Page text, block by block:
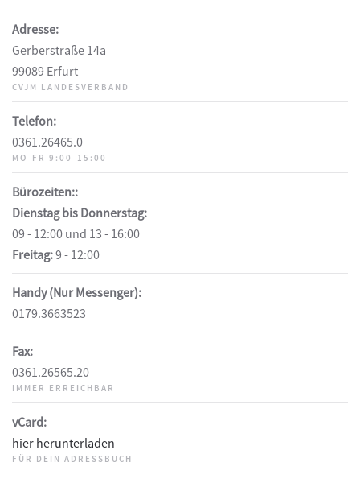
Adresse:
Gerberstraße 14a
99089 Erfurt
CVJM LANDESVERBAND
Telefon:
0361.26465.0
MO-FR 9:00-15:00
Bürozeiten::
Dienstag bis Donnerstag:
09 - 12:00 und 13 - 16:00
Freitag:9 - 12:00
Handy (Nur Messenger):
0179.3663523
Fax:
0361.26565.20
IMMER ERREICHBAR
vCard:
hier herunterladen
FÜR DEIN ADRESSBUCH